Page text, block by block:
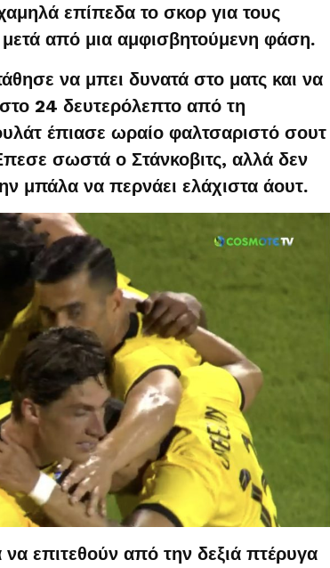
επίπεδα το σκορ για τους
από μια αμφισβητούμενη φάση.
να μπει δυνατά στο ματς και να
24 δευτερόλεπτο από τη
έπιασε ωραίο φαλτσαριστό σουτ
σωστά ο Στάνκοβιτς, αλλά δεν
μπάλα να περνάει ελάχιστα άουτ.
επιτεθούν από την δεξιά πτέρυγα